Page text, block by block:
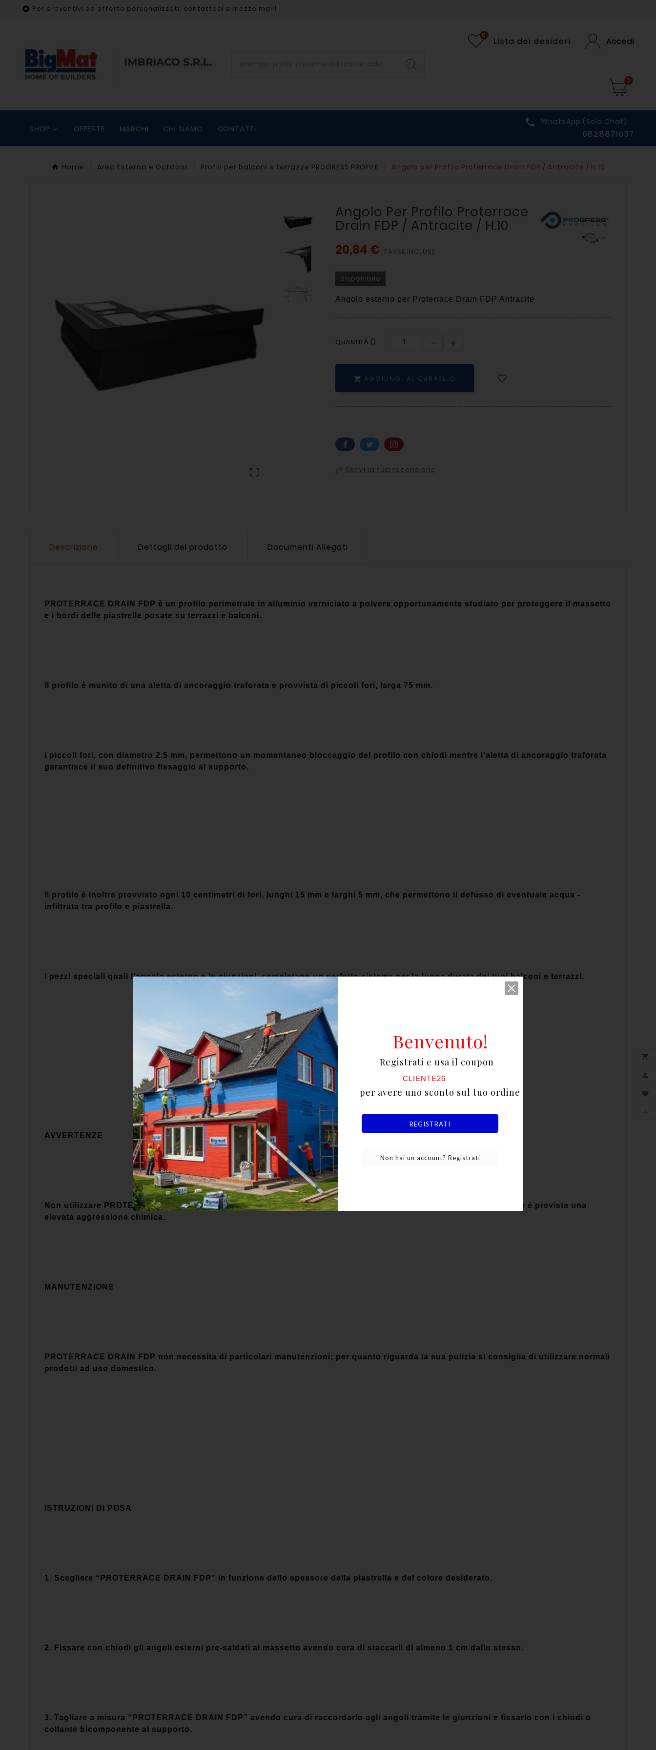
 Per preventivi ed offerte personalizzati, contattaci a mezzo mail!
Lista dei desideri
0
Accedi
0
SHOP OFFERTE MARCHI CHI SIAMO CONTATTI
 WhatsApp (solo Chat):
0828871037
Home Area Esterna e Outdoor Profili per balconi e terrazze PROGRESS PROFILE Angolo per Profilo Proterrace Drain FDP / Antracite / h.10

Angolo Per Profilo Proterrace
Drain FDP / Antracite / H.10
20,84 € TASSE INCLUSE
disponibile
Angolo esterno per Proterrace Drain FDP Antracite
QUANTITÀ ()
 AGGIUNGI AL CARRELLO
Scrivi la tua recensione
Descrizione Dettagli del prodotto Documenti Allegati
PROTERRACE DRAIN FDP è un profilo perimetrale in alluminio verniciato a polvere opportunamente studiato per proteggere il massetto
e i bordi delle piastrelle posate su terrazzi e balconi.
Il profilo è munito di una aletta di ancoraggio traforata e provvista di piccoli fori, larga 75 mm.
I piccoli fori, con diametro 2.5 mm, permettono un momentaneo bloccaggio del pro­filo con chiodi mentre l’aletta di ancoraggio traforata
garantisce il suo de­finitivo fi­ssaggio al supporto.
Il profilo è inoltre provvisto ogni 10 centimetri di fori, lunghi 15 mm e larghi 5 mm, che permettono il defusso di eventuale acqua ­
infiltrata tra profilo e piastrella.
I pezzi speciali quali l’angolo esterno e le giunzioni, completano un perfetto sistema per la lunga durata dei tuoi balconi e terrazzi.
AVVERTENZE
Non utilizzare PROTERRACE DRAIN FDP in alluminio verniciato a polvere in piscina, in ambienti fronte mare e dove è prevista una
elevata aggressione chimica.
MANUTENZIONE
PROTERRACE DRAIN FDP non necessita di particolari manutenzioni; per quanto riguarda la sua pulizia si consiglia di utilizzare normali
prodotti ad uso domestico.
ISTRUZIONI DI POSA
1. Scegliere “PROTERRACE DRAIN FDP” in funzione dello spessore della piastrella e del colore desiderato.
2. Fissare con chiodi gli angoli esterni pre-saldati al massetto avendo cura di staccarli di almeno 1 cm dallo stesso.
3. Tagliare a misura “PROTERRACE DRAIN FDP” avendo cura di raccordarlo agli angoli tramite le giunzioni e fissarlo con i chiodi o
collante bicomponente al supporto.




REGISTRATI
Non hai un account? Registrati
Registrati e usa il coupon
per avere uno sconto sul tuo ordine
CLIENTE26
Benvenuto!